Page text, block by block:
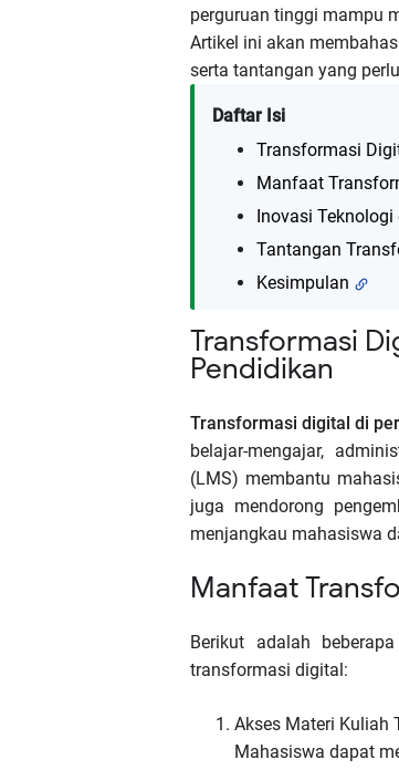
perguruan tinggi mampu
Artikel ini akan
serta tantangan yang
Daftar Isi
Transformasi
Manfaat
Inovasi
Tantangan
Kesimpulan
Transformasi
Pendidikan
Transformasi digital di
belajar-mengajar,
(LMS) membantu
juga mendorong
menjangkau mahasiswa
Manfaat
Berikut adalah
transformasi digital:
Akses Materi Kuliah
Mahasiswa dapat